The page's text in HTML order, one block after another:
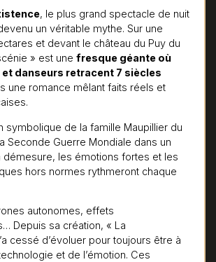
, le plus grand spectacle de nuit
un véritable mythe. Sur une
et devant le château du Puy du
» est une fresque géante où
danseurs retracent 7 siècles
une romance mêlant faits réels et
symbolique de la famille Maupillier du
Seconde Guerre Mondiale dans un
démesure, les émotions fortes et les
hors normes rythmeront chaque
autonomes, effets
Depuis sa création, « La
cessé d’évoluer pour toujours être à
et de l’émotion. Ces